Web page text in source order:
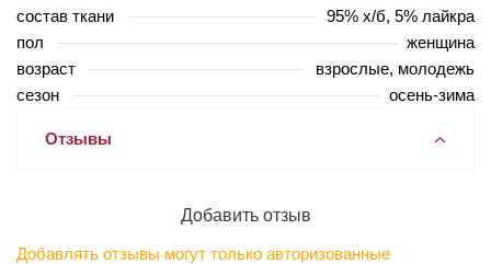
состав ткани
95% х/б, 5% лайкра
пол
женщина
возраст
взрослые, молодежь
сезон
осень-зима
Отзывы
Добавить отзыв
Добавлять отзывы могут только авторизованные